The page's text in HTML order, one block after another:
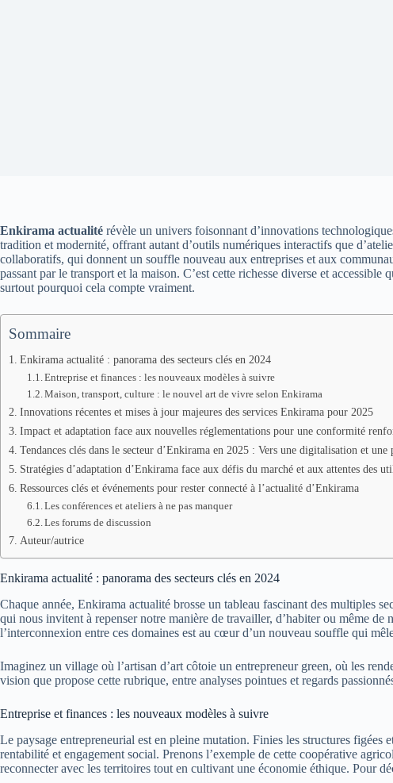
Enkirama actualité révèle un univers foisonnant d’innovations
tradition et modernité, offrant autant d’outils numériques interactifs que
collaboratifs, qui donnent un souffle nouveau aux entreprises et aux
passant par le transport et la maison. C’est cette richesse diverse et
surtout pourquoi cela compte vraiment.
Sommaire
Enkirama actualité : panorama des secteurs clés en 2024
Entreprise et finances : les nouveaux modèles à suivre
Maison, transport, culture : le nouvel art de vivre selon Enkirama
Innovations récentes et mises à jour majeures des services Enkirama pour 2025
Impact et adaptation face aux nouvelles réglementations pour une conformité
Tendances clés dans le secteur d’Enkirama en 2025 : Vers une digitalisation et une
Stratégies d’adaptation d’Enkirama face aux défis du marché et aux attentes des
Ressources clés et événements pour rester connecté à l’actualité d’Enkirama
Les conférences et ateliers à ne pas manquer
Les forums de discussion
Auteur/autrice
Enkirama actualité : panorama des secteurs clés en 2024
Chaque année, Enkirama actualité brosse un tableau fascinant des multiples
qui nous invitent à repenser notre manière de travailler, d’habiter ou même
l’interconnexion entre ces domaines est au cœur d’un nouveau souffle qui
Imaginez un village où l’artisan d’art côtoie un entrepreneur green, où les
vision que propose cette rubrique, entre analyses pointues et regards
Entreprise et finances : les nouveaux modèles à suivre
Le paysage entrepreneurial est en pleine mutation. Finies les structures
rentabilité et engagement social. Prenons l’exemple de cette coopérative
reconnecter avec les territoires tout en cultivant une économie éthique. Pour